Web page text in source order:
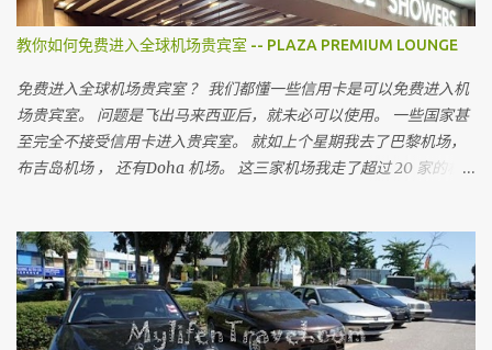
教你如何免费进入全球机场贵宾室 -- PLAZA PREMIUM LOUNGE
免费进入全球机场贵宾室 ？ 我们都懂一些信用卡是可以免费进入机
场贵宾室。 问题是飞出马来西亚后，就未必可以使用。 一些国家甚
至完全不接受信用卡进入贵宾室。 就如上个星期我去了巴黎机场，
布吉岛机场 ， 还有Doha 机场。 这三家机场我走了超过 20 家的机
出到国外， 可以进入机场贵宾室最长见的有几种方法。 就是你要有
至少这三张卡的其中一张。 Lounge Key ，Dragon Pass 或 Priority
Pass 。 是全球机场最常见也是被的机场贵宾卡。。 我相信不少人会
问， 到底那一张是最好。 这三张卡我都有，对我来说没有所谓最好